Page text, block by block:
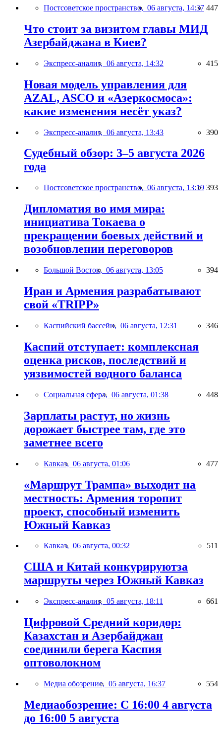
Постсоветское пространство, 06 августа, 14:37 447
Что стоит за визитом главы МИД
Азербайджана в Киев?
Экспресс-анализ, 06 августа, 14:32 415
Новая модель управления для
AZAL, ASCO и «Азеркосмоса»:
какие изменения несёт указ?
Экспресс-анализ, 06 августа, 13:43 390
Судебный обзор: 3–5 августа 2026
года
Постсоветское пространство, 06 августа, 13:19 393
Дипломатия во имя мира:
инициатива Токаева о
прекращении боевых действий и
возобновлении переговоров
Большой Восток, 06 августа, 13:05 394
Иран и Армения разрабатывают
свой «TRIPP»
Каспийский бассейн, 06 августа, 12:31 346
Каспий отступает: комплексная
оценка рисков, последствий и
уязвимостей водного баланса
Социальная сфера, 06 августа, 01:38 448
Зарплаты растут, но жизнь
дорожает быстрее там, где это
заметнее всего
Кавказ, 06 августа, 01:06 477
«Маршрут Трампа» выходит на
местность: Армения торопит
проект, способный изменить
Южный Кавказ
Кавказ, 06 августа, 00:32 511
США и Китай конкурируютза
маршруты через Южный Кавказ
Экспресс-анализ, 05 августа, 18:11 661
Цифровой Средний коридор:
Казахстан и Азербайджан
соединили берега Каспия
оптоволокном
Медиа обозрение, 05 августа, 16:37 554
Медиаобозрение: С 16:00 4 августа
до 16:00 5 августа